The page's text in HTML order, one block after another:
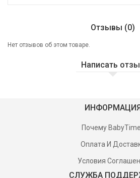
Отзывы (0)
Нет отзывов об этом товаре.
Написать
Почему
Оплата И
Условия
СЛУЖБА